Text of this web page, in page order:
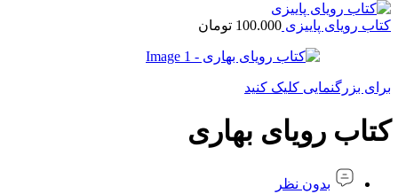
کتاب رویای پاییزی 100.000 تومان
برای بزرگنمایی کلیک کنید
کتاب رویای بهاری
بدون نظر